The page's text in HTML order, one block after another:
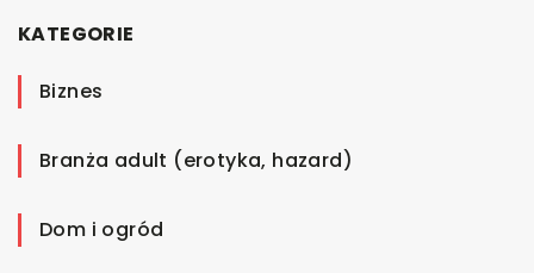
KATEGORIE
Biznes
Branża adult (erotyka, hazard)
Dom i ogród